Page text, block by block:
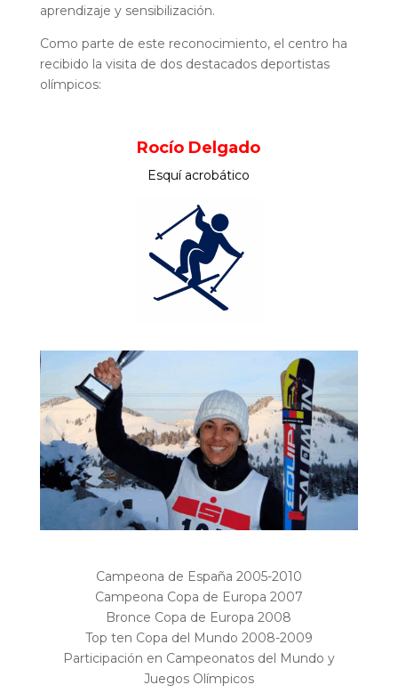
aprendizaje y sensibilización.
Como parte de este reconocimiento, el centro ha
recibido la visita de dos destacados deportistas
olímpicos:
Rocío Delgado
Esquí acrobático
Campeona de España 2005-2010
Campeona Copa de Europa 2007
Bronce Copa de Europa 2008
Top ten Copa del Mundo 2008-2009
Participación en Campeonatos del Mundo y
Juegos Olímpicos